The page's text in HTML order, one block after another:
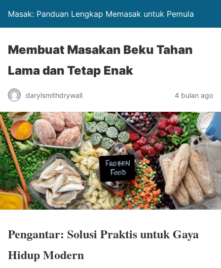
Masak: Panduan Lengkap Memasak untuk Pemula
Membuat Masakan Beku Tahan
Lama dan Tetap Enak
darylsmithdrywall 4 bulan ago
Pengantar: Solusi Praktis untuk Gaya
Hidup Modern